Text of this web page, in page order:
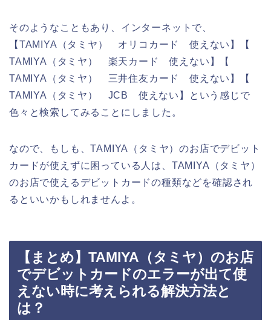
そのようなこともあり、インターネットで、
【TAMIYA（タミヤ） オリコカード 使えない】【
TAMIYA（タミヤ） 楽天カード 使えない】【
TAMIYA（タミヤ） 三井住友カード 使えない】【
TAMIYA（タミヤ） JCB 使えない】という感じで
色々と検索してみることにしました。
なので、もしも、TAMIYA（タミヤ）のお店でデビット
カードが使えずに困っている人は、TAMIYA（タミヤ）
のお店で使えるデビットカードの種類などを確認され
るといいかもしれませんよ。
【まとめ】TAMIYA（タミヤ）のお店
でデビットカードのエラーが出て使
えない時に考えられる解決方法と
は？